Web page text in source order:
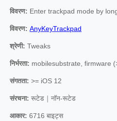
विवरण: Enter trackpad mode by
विवरण: AnyKeyTrackpad
श्रेणी: Tweaks
निर्भरता: mobilesubstrate, firmware
संगतता: >= iOS 12
संरचना: रूटेड｜नॉन-रूटेड
आकार: 6716 बाइट्स